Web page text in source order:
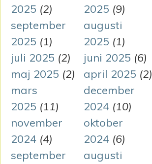
2025 (2)
2025 (9)
september
2025 (1)
augusti
2025 (1)
juli 2025 (2) juni 2025 (6)
maj 2025 (2) april 2025 (2)
mars
2025 (11)
december
2024(10)
november
2024 (4)
oktober
2024(6)
september
augusti